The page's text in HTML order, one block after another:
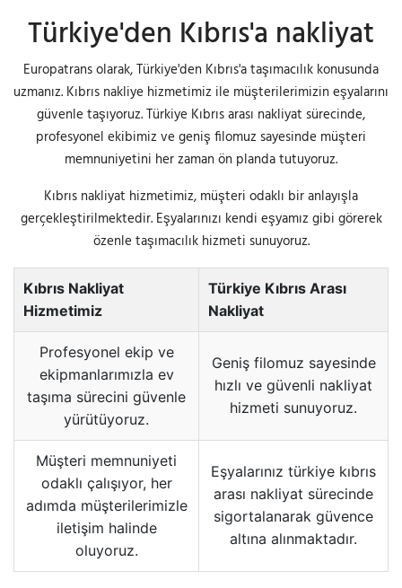
Türkiye'den Kıbrıs'a nakliyat
Europatrans olarak, Türkiye'den Kıbrıs'a taşımacılık konusunda
uzmanız. Kıbrıs nakliye hizmetimiz ile müşterilerimizin eşyalarını
güvenle taşıyoruz. Türkiye Kıbrıs arası nakliyat sürecinde,
profesyonel ekibimiz ve geniş filomuz sayesinde müşteri
memnuniyetini her zaman ön planda tutuyoruz.
Kıbrıs nakliyat hizmetimiz, müşteri odaklı bir anlayışla
gerçekleştirilmektedir. Eşyalarınızı kendi eşyamız gibi görerek
özenle taşımacılık hizmeti sunuyoruz.
Kıbrıs Nakliyat
Hizmetimiz
Türkiye Kıbrıs Arası
Nakliyat
Profesyonel ekip ve
ekipmanlarımızla ev
taşıma sürecini güvenle
yürütüyoruz.
Geniş filomuz sayesinde
hızlı ve güvenli nakliyat
hizmeti sunuyoruz.
Müşteri memnuniyeti
odaklı çalışıyor, her
adımda müşterilerimizle
iletişim halinde
oluyoruz.
Eşyalarınız türkiye kıbrıs
arası nakliyat sürecinde
sigortalanarak güvence
altına alınmaktadır.